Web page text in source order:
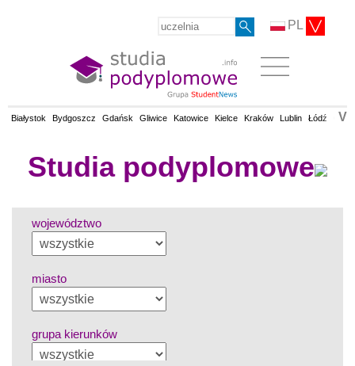
PL
Białystok Bydgoszcz Gdańsk Gliwice Katowice Kielce Kraków Lublin Łódź V
Studia podyplomowe
województwo
miasto
grupa kierunków